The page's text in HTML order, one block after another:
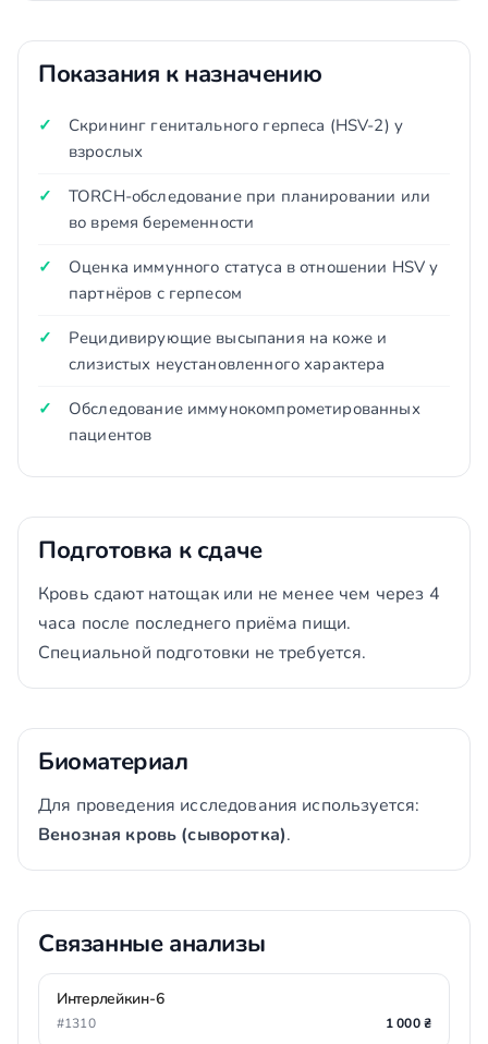
Показания к назначению
Скрининг генитального герпеса (HSV-2) у
взрослых
TORCH-обследование при планировании или
во время беременности
Оценка иммунного статуса в отношении HSV у
партнёров с герпесом
Рецидивирующие высыпания на коже и
слизистых неустановленного характера
Обследование иммунокомпрометированных
пациентов
Подготовка к сдаче
Кровь сдают натощак или не менее чем через 4
часа после последнего приёма пищи.
Специальной подготовки не требуется.
Биоматериал
Для проведения исследования используется:
Венозная кровь (сыворотка).
Связанные анализы
Интерлейкин-6
#1310 1 000 ₴